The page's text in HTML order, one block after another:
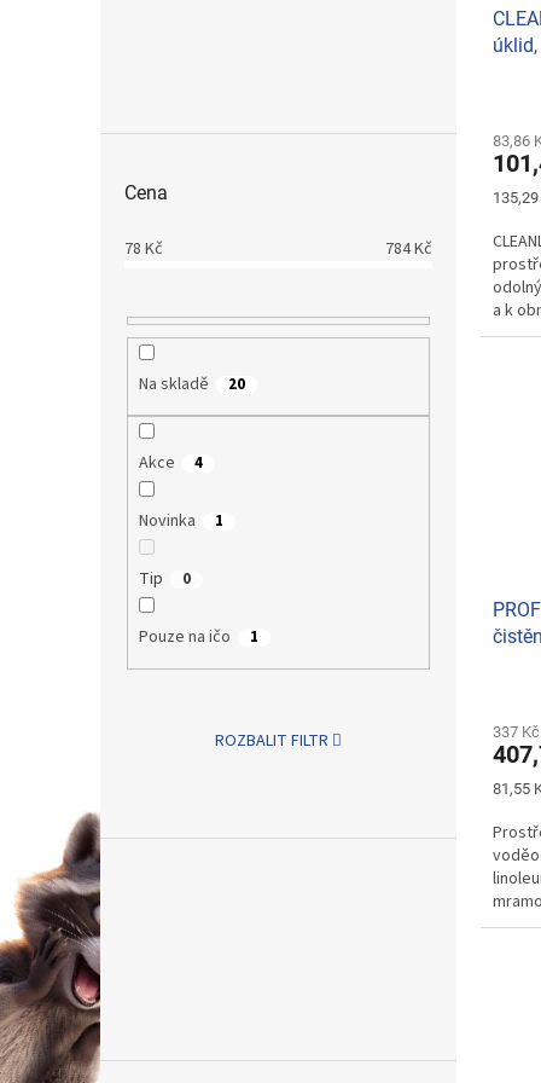
Cena
78 Kč 784Kč
Na skladě 20
Akce 4
Novinka 1
Tip 0
Pouze na ičo 1
ROZBALIT FILTR
83,86
Měrná
135,29
a k
337
Měrná
81,55